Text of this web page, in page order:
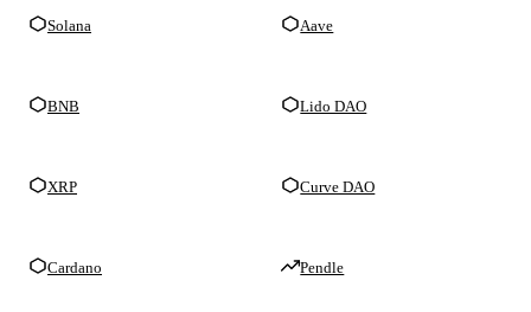
Solana
BNB
XRP
Cardano
Aave
Lido DAO
Curve DAO
Pendle